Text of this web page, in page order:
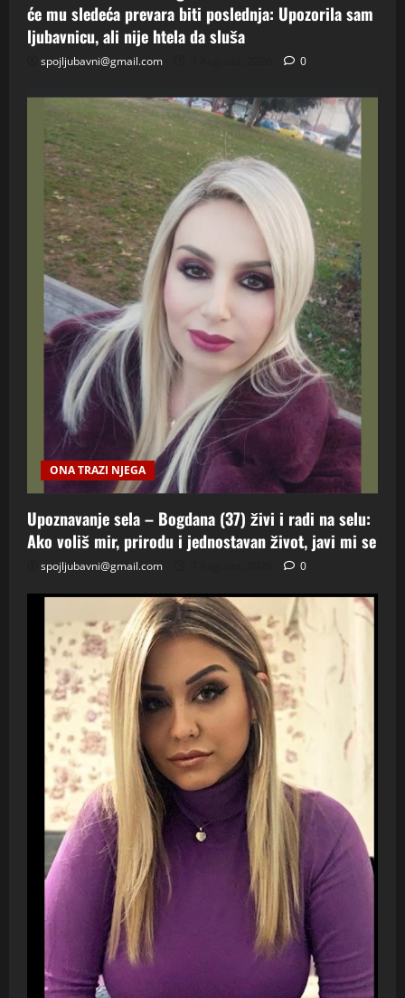
će mu sledeća prevara biti poslednja: Upozorila sam
ljubavnicu, ali nije htela da sluša
spojljubavni@gmail.com 0
ONA TRAZI NJEGA
Upoznavanje sela – Bogdana (37) živi i radi na selu:
Ako voliš mir, prirodu i jednostavan život, javi mi se
spojljubavni@gmail.com 0